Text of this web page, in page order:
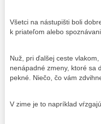
Všetci na nástupišti boli
k priateľom alebo
Nuž, pri ďalšej ceste
nenápadné zmeny, ktoré sa
pekné. Niečo, čo vám
V zime je to napríklad